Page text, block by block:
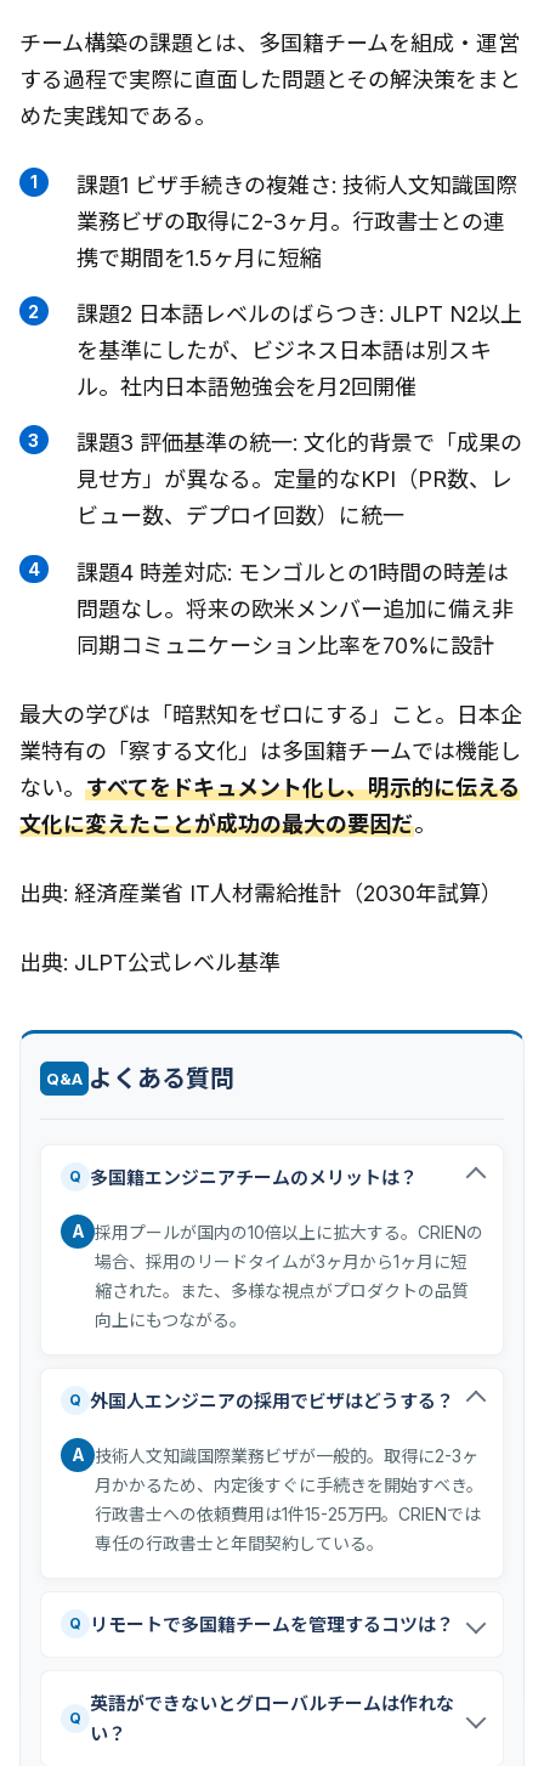
チーム構築の課題とは、多国籍チームを組成・運営
する過程で実際に直面した問題とその解決策をまと
めた実践知である。
課題1 ビザ手続きの複雑さ: 技術人文知識国際
業務ビザの取得に2-3ヶ月。行政書士との連
携で期間を1.5ヶ月に短縮
課題2 日本語レベルのばらつき: JLPT N2以上
を基準にしたが、ビジネス日本語は別スキ
ル。社内日本語勉強会を月2回開催
課題3 評価基準の統一: 文化的背景で「成果の
見せ方」が異なる。定量的なKPI（PR数、レ
ビュー数、デプロイ回数）に統一
課題4 時差対応: モンゴルとの1時間の時差は
問題なし。将来の欧米メンバー追加に備え非
同期コミュニケーション比率を70%に設計
最大の学びは「暗黙知をゼロにする」こと。日本企
業特有の「察する文化」は多国籍チームでは機能し
ない。 すべてをドキュメント化し、明示的に伝える
文化に変えたことが成功の最大の要因だ。
出典: 経済産業省 IT人材需給推計（2030年試算）
出典: JLPT公式レベル基準
Q&A よくある質問
Q 多国籍エンジニアチームのメリットは？
A 採用プールが国内の10倍以上に拡大する。CRIENの
場合、採用のリードタイムが3ヶ月から1ヶ月に短
縮された。また、多様な視点がプロダクトの品質
向上にもつながる。
Q 外国人エンジニアの採用でビザはどうする？
A 技術人文知識国際業務ビザが一般的。取得に2-3ヶ
月かかるため、内定後すぐに手続きを開始すべき。
行政書士への依頼費用は1件15-25万円。CRIENでは
専任の行政書士と年間契約している。
Q リモートで多国籍チームを管理するコツは？
Q
英語ができないとグローバルチームは作れな
い？